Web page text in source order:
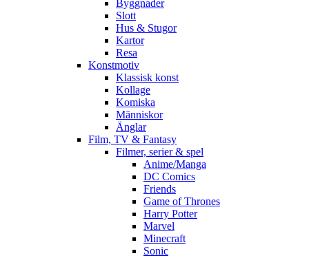
Byggnader
Slott
Hus & Stugor
Kartor
Resa
Konstmotiv
Klassisk konst
Kollage
Komiska
Människor
Änglar
Film, TV & Fantasy
Filmer, serier & spel
Anime/Manga
DC Comics
Friends
Game of Thrones
Harry Potter
Marvel
Minecraft
Sonic